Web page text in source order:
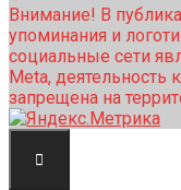
Внимание! В
упоминания и
социальные сети
Meta, деятельность
запрещена на